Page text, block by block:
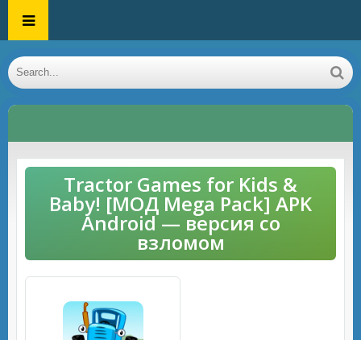
Tractor Games for Kids &
Baby! [МОД Mega Pack] APK
Android — версия со
взломом